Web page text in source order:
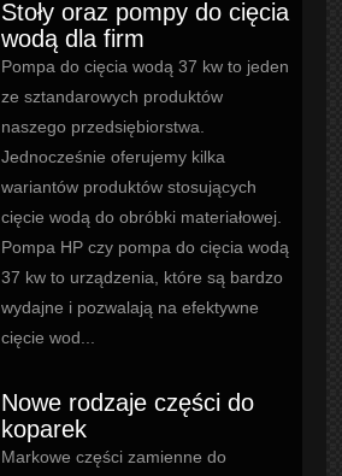
Stoły oraz pompy do cięcia
wodą dla firm
Pompa do cięcia wodą 37 kw to jeden
ze sztandarowych produktów
naszego przedsiębiorstwa.
Jednocześnie oferujemy kilka
wariantów produktów stosujących
cięcie wodą do obróbki materiałowej.
Pompa HP czy pompa do cięcia wodą
37 kw to urządzenia, które są bardzo
wydajne i pozwalają na efektywne
cięcie wod...
Nowe rodzaje części do
koparek
Markowe części zamienne do